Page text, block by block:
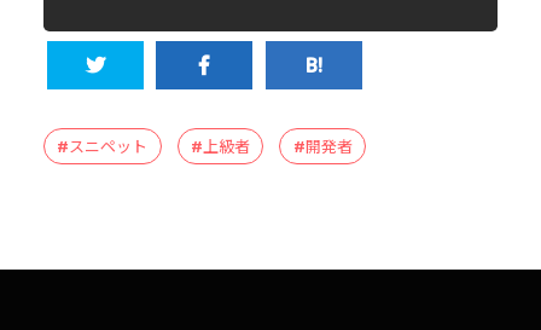
#スニペット #上級者 #開発者